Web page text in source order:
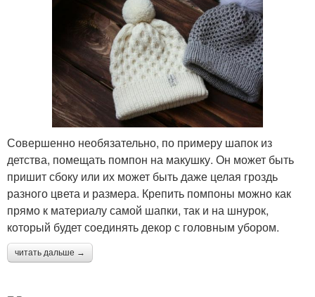
Совершенно необязательно, по примеру шапок из
детства, помещать помпон на макушку. Он может быть
пришит сбоку или их может быть даже целая гроздь
разного цвета и размера. Крепить помпоны можно как
прямо к материалу самой шапки, так и на шнурок,
который будет соединять декор с головным убором.
читать дальше →